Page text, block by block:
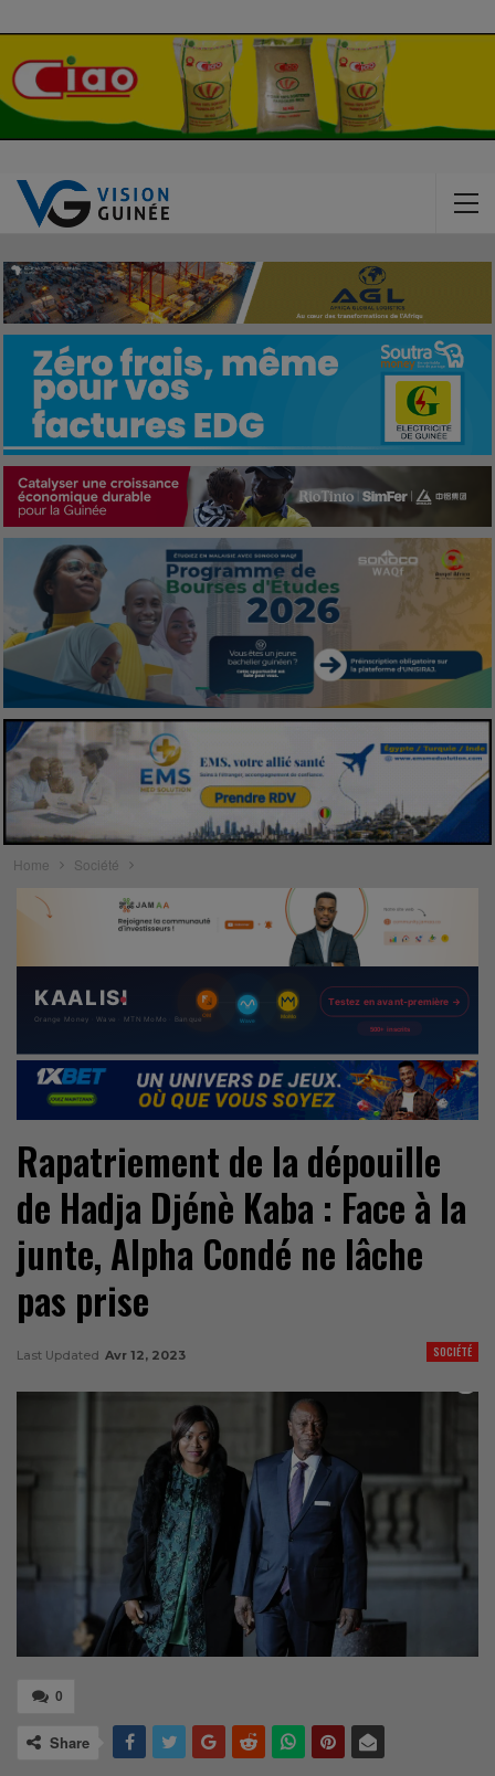
Home Société
Rapatriement de la dépouille
de Hadja Djénè Kaba : Face à la
junte, Alpha Condé ne lâche
pas prise
SOCIÉTÉ
Last Updated Avr 12, 2023
0
Share